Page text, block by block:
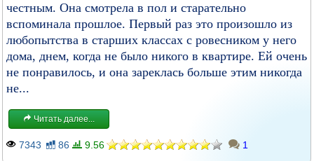
честным. Она смотрела в пол и старательно
вспоминала прошлое. Первый раз это произошло из
любопытства в старших классах с ровесником у него
дома, днем, когда не было никого в квартире. Ей очень
не понравилось, и она зареклась больше этим никогда
не...
Читать далее...
7343 86 9.56 1